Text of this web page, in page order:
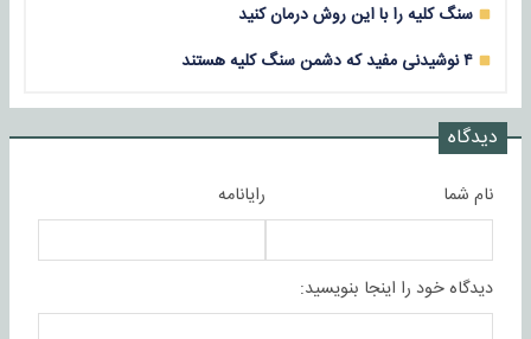
سنگ کلیه را با این روش درمان کنید
۴ نوشیدنی مفید که دشمن سنگ کلیه هستند
دیدگاه
نام شما رایانامه
دیدگاه خود را اینجا بنویسید: